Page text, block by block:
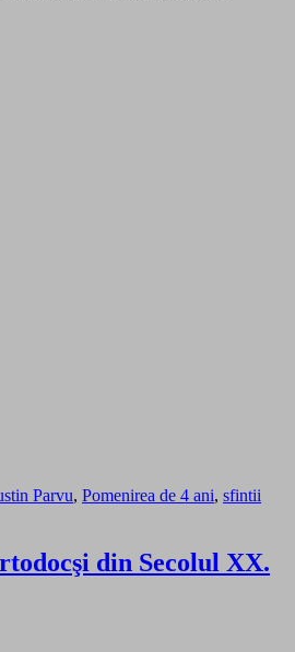
Parvu, Pomenirea de 4 ani, sfintii
din Secolul XX.